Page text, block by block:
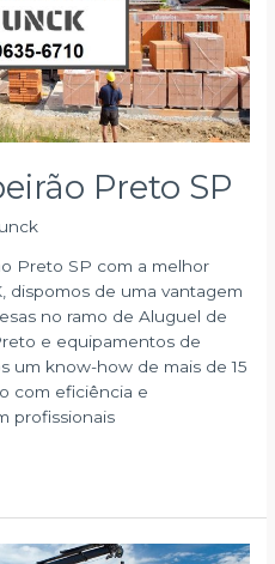
Preto SP
Preto SP com a melhor
dispomos de uma vantagem
no ramo de Aluguel de
e equipamentos de
um know-how de mais de 15
com eficiência e
profissionais